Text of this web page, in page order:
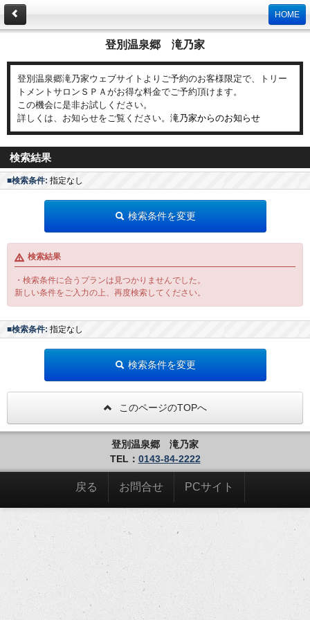
HOME
登別温泉郷 滝乃家
登別温泉郷滝乃家ウェブサイトよりご予約のお客様限定で、トリー
トメントサロンＳＰＡがお得な料金でご予約頂けます。
この機会に是非お試しください。
詳しくは、お知らせをご覧ください。 滝乃家からのお知らせ
検索結果
■検索条件: 指定なし
検索条件を変更
検索結果
・検索条件に合うプランは見つかりませんでした。
新しい条件をご入力の上、再度検索してください。
■検索条件: 指定なし
検索条件を変更
このページのTOPへ
登別温泉郷 滝乃家
TEL： 0143-84-2222
戻る お問合せ PCサイト